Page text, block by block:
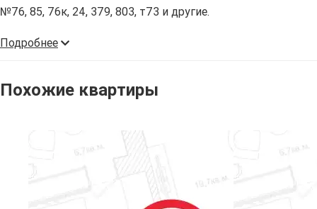
№76, 85, 76к, 24, 379, 803, т73 и другие.
Подробнее
Похожие квартиры